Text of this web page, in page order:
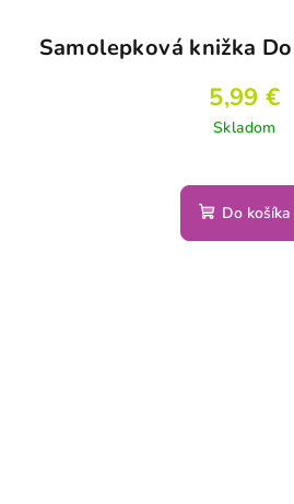
Samolepková knižka
5,99 €
Skladom
Do košíka